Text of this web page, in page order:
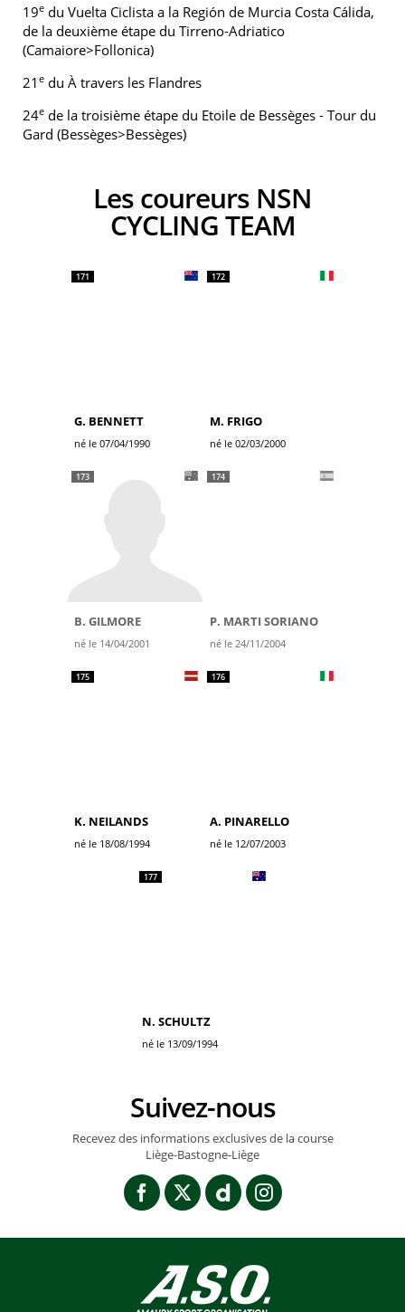
19e du Vuelta Ciclista a la Región de Murcia Costa Cálida,
de la deuxième étape du Tirreno-Adriatico
(Camaiore>Follonica)
21 e du À travers les Flandres
24e de la troisième étape du Etoile de Bessèges - Tour du
Gard (Bessèges>Bessèges)
Les coureurs NSN
CYCLING TEAM
171
G. BENNETT
né le 07/04/1990
172
M. FRIGO
né le 02/03/2000
173
B. GILMORE
né le 14/04/2001
174
P. MARTI SORIANO
né le 24/11/2004
175
K. NEILANDS
né le 18/08/1994
176
A. PINARELLO
né le 12/07/2003
177
N. SCHULTZ
né le 13/09/1994
Suivez-nous
Recevez des informations exclusives de la course
Liège-Bastogne-Liège